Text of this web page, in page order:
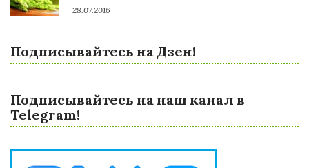
28.07.2016
Подписывайтесь на Дзен!
Подписывайтесь на наш канал в
Telegram!